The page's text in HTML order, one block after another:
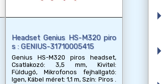
Headset Genius HS-M320 piro
s : GENIUS-31710005415
Genius HS-M320 piros headset,
Csatlakozó: 3,5 mm, Kivitel:
Füldugó, Mikrofonos fejhallgató:
Igen, Kábel méret: 1,1 m, Szín: Piros